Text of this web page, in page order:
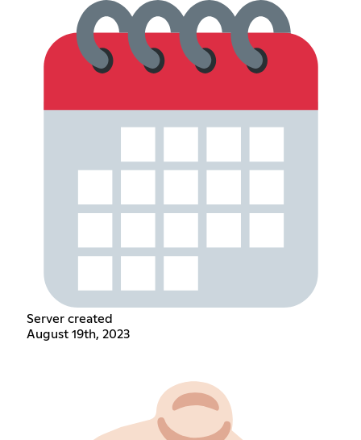
Server created
August 19th, 2023